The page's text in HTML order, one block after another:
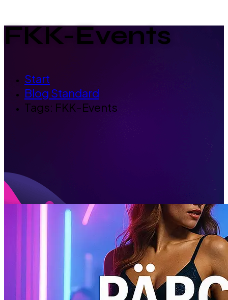
FKK-Events
Start
Blog Standard
Tags: FKK-Events